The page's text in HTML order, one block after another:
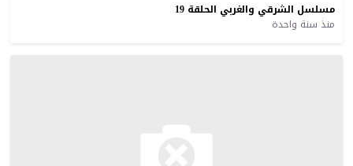
مسلسل الشرقي والغربي الحلقة 19
منذ سنة واحدة